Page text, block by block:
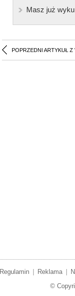
Masz już
POPRZEDNI ARTYKUŁ Z
Regulamin Reklama
©